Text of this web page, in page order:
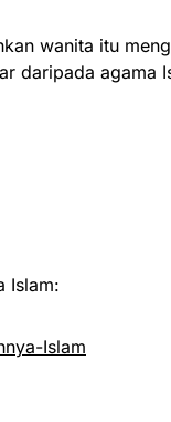
wanita itu
daripada agama
Islam:
Islam